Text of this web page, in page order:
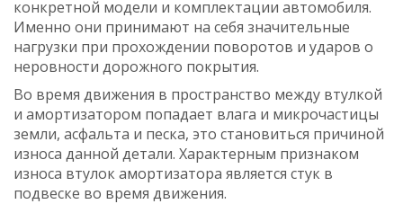
конкретной модели и комплектации автомобиля.
Именно они принимают на себя значительные
нагрузки при прохождении поворотов и ударов о
неровности дорожного покрытия.
Во время движения в пространство между втулкой
и амортизатором попадает влага и микрочастицы
земли, асфальта и песка, это становиться причиной
износа данной детали. Характерным признаком
износа втулок амортизатора является стук в
подвеске во время движения.